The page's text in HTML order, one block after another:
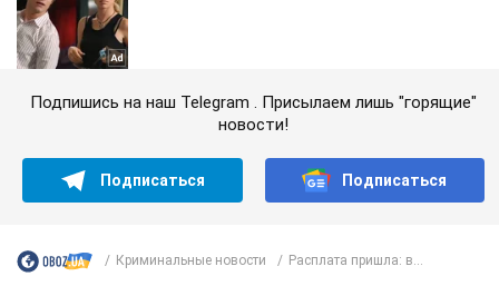
Подпишись на наш Telegram . Присылаем лишь "горящие"
новости!
Подписаться Подписаться
Криминальные новости Расплата пришла: в...